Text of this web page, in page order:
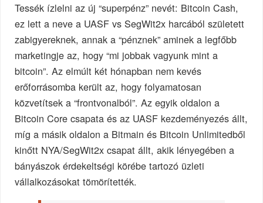
Tessék ízlelni az új “superpénz” nevét: Bitcoin Cash,
ez lett a neve a UASF vs SegWit2x harcából született
zabigyereknek, annak a “pénznek” aminek a legfőbb
marketingje az, hogy “mi jobbak vagyunk mint a
bitcoin”. Az elmúlt két hónapban nem kevés
erőforrásomba került az, hogy folyamatosan
közvetítsek a “frontvonalból”. Az egyik oldalon a
Bitcoin Core csapata és az UASF kezdeményezés állt,
míg a másik oldalon a Bitmain és Bitcoin Unlimitedből
kinőtt NYA/SegWit2x csapat állt, akik lényegében a
bányászok érdekeltségi körébe tartozó üzleti
vállalkozásokat tömörítették.